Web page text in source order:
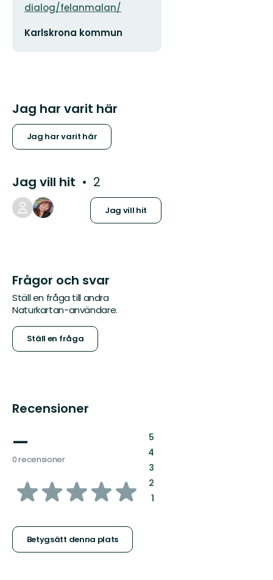
dialog/felanmalan/
postadress
Karlskrona kommun
Jag har varit här
Jag har varit här
Jag vill hit 2
Jag vill hit
Frågor och svar
Ställ en fråga till andra
Naturkartan-användare.
Ställ en fråga
Recensioner
—
0 recensioner
av
stjärnor
Betygsätt denna plats
5:
4:
3:
2:
1: